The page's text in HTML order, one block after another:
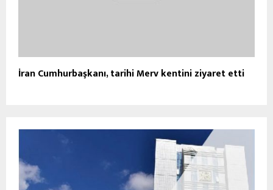
İran Cumhurbaşkanı, tarihi Merv kentini ziyaret etti